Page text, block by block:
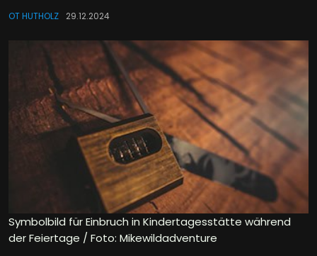
OT HUTHOLZ 29.12.2024
Symbolbild für Einbruch in Kindertagesstätte während
der Feiertage / Foto: Mikewildadventure